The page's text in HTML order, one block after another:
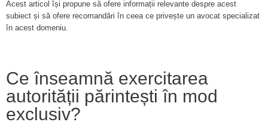
Acest articol își propune să ofere informații relevante despre acest
subiect și să ofere recomandări în ceea ce privește un avocat specializat
în acest domeniu.
Ce înseamnă exercitarea
autorității părintești în mod
exclusiv?